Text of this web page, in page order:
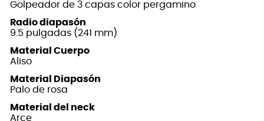
Golpeador de 3 capas color pergamino
Radio diapasón
9.5 pulgadas (241 mm)
Material Cuerpo
Aliso
Material Diapasón
Palo de rosa
Material del neck
Arce